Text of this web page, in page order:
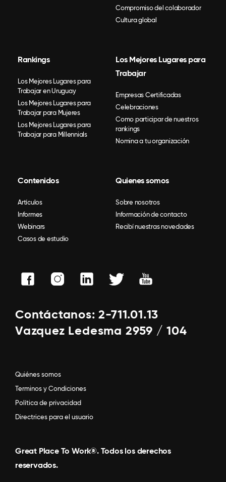
Compromiso del colaborador
Cultura global
Rankings
Los Mejores Lugares para
Trabajar en Uruguay
Los Mejores Lugares para
Trabajar para Mujeres
Los Mejores Lugares para
Trabajar para Millennials
Los Mejores Lugares para
Trabajar
Empresas Certificadas
Celebraciones
Como participar de nuestros
rankings
Nomina a tu organización
Contenidos
Artículos
Informes
Webinars
Casos de estudio
Quienes somos
Sobre nosotros
Información de contacto
Recibí nuestras novedades
Contáctanos: 2-711.01.13
Vazquez Ledesma 2959 / 104
Quiénes somos
Terminos y Condiciones
Política de privacidad
Directrices para el usuario
Great Place To Work®. Todos los derechos
reservados.